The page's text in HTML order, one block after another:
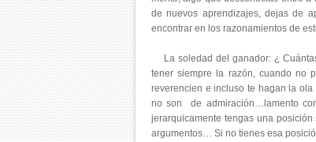
de nuevos aprendizajes, dejas de
encontrar en los razonamientos de
La soledad del ganador: ¿
tener siempre la razón, cuando no
reverencien e incluso te hagan la
no son de admiración…lamento
jerarquicamente tengas una
argumentos… Si no tienes esa